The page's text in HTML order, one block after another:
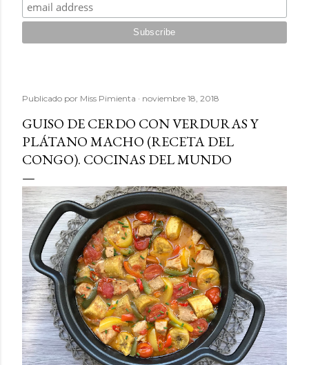
Publicado por Miss Pimienta noviembre 18, 2018
GUISO DE CERDO CON VERDURAS Y
PLÁTANO MACHO (RECETA DEL
CONGO). COCINAS DEL MUNDO